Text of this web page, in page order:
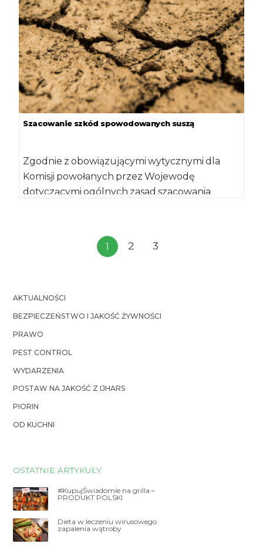
Szacowanie szkód spowodowanych suszą
Zgodnie z obowiązującymi wytycznymi dla
Komisji powołanych przez Wojewodę
dotyczącymi ogólnych zasad szacowania
1 2 3
AKTUALNOŚCI
BEZPIECZEŃSTWO I JAKOŚĆ ŻYWNOŚCI
PRAWO
PEST CONTROL
WYDARZENIA
POSTAW NA JAKOŚĆ Z IJHARS
PIORIN
OD KUCHNI
OSTATNIE ARTYKUŁY
#KupujŚwiadomie na grilla –
PRODUKT POLSKI
Dieta w leczeniu wirusowego
zapalenia wątroby